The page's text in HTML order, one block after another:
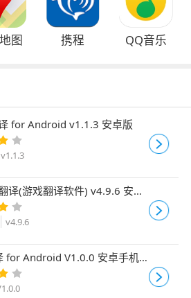
图 携程 QQ音乐
for Android v1.1.3 安卓版
v1.1.3
译(游戏翻译软件) v4.9.6 安卓
v4.9.6
for Android V1.0.0 安卓手机